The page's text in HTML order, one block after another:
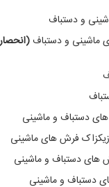
و دستباف
ماشینی و دستباف
دستباف و ماشینی
فرش های ماشینی
های دستباف و ماشینی
دستباف و ماشینی